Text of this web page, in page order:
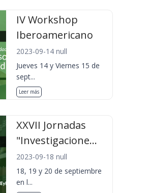
IV Workshop
Iberoamericano
2023-09-14 null
Jueves 14 y Viernes 15 de
sept...
Leer más
XXVII Jornadas
"Investigacione...
2023-09-18 null
18, 19 y 20 de septiembre
en l...